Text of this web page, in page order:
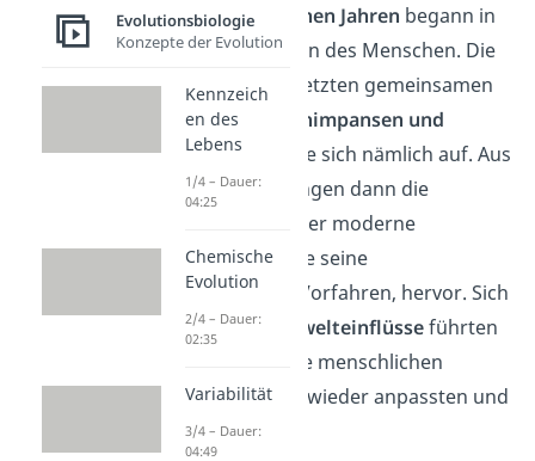
Vor etwa 7 Millionen Jahren begann in
Afrika die Evolution des Menschen. Die
Entwicklung des letzten gemeinsamen
Vorfahren von
Schimpansen und
Menschenspaltete sich nämlich auf. Aus
der einen Linie gingen dann die
Hominiden, also der moderne
Menschen und alle seine
ausgestorbenen Vorfahren, hervor. Sich
verändernde Umwelteinflüsseführten
dazu, dass sich die menschlichen
Vorfahren immer wieder anpassten und
veränderten.
Evolutionsbiologie
Konzepte der Evolution
Kennzeich
en des
Lebens
1/4 – Dauer:
04:25
Chemische
Evolution
2/4 – Dauer:
02:35
Variabilität
3/4 – Dauer:
04:49